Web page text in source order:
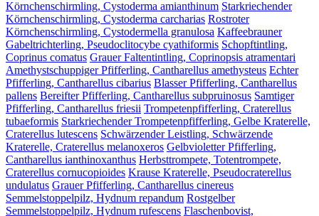
Körnchenschirmling, Cystoderma amianthinum Starkriechender
Körnchenschirmling, Cystoderma carcharias Rostroter
Körnchenschirmling, Cystodermella granulosa Kaffeebrauner
Gabeltrichterling, Pseudoclitocybe cyathiformis Schopftintling,
Coprinus comatus Grauer Faltentintling, Coprinopsis atramentari
Amethystschuppiger Pfifferling, Cantharellus amethysteus Echter
Pfifferling, Cantharellus cibarius Blasser Pfifferling, Cantharellus
pallens Bereifter Pfifferling, Cantharellus subpruinosus Samtiger
Pfifferling, Cantharellus friesii Trompetenpfifferling, Craterellus
tubaeformis Starkriechender Trompetenpfifferling, Gelbe Kraterelle,
Craterellus lutescens Schwärzender Leistling, Schwärzende
Kraterelle, Craterellus melanoxeros Gelbvioletter Pfifferling,
Cantharellus ianthinoxanthus Herbsttrompete, Totentrompete,
Craterellus cornucopioides Krause Kraterelle, Pseudocraterellus
undulatus Grauer Pfifferling, Cantharellus cinereus
Semmelstoppelpilz, Hydnum repandum Rostgelber
Semmelstoppelpilz, Hydnum rufescens Flaschenbovist,